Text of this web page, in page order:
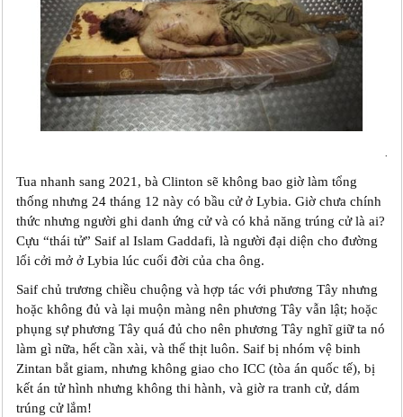
.
Tua nhanh sang 2021, bà Clinton sẽ không bao giờ làm tổng
thống nhưng 24 tháng 12 này có bầu cử ở Lybia. Giờ chưa chính
thức nhưng người ghi danh ứng cử và có khả năng trúng cử là ai?
Cựu “thái tử” Saif al Islam Gaddafi, là người đại diện cho đường
lối cởi mở ở Lybia lúc cuối đời của cha ông.
Saif chủ trương chiều chuộng và hợp tác với phương Tây nhưng
hoặc không đủ và lại muộn màng nên phương Tây vẫn lật; hoặc
phụng sự phương Tây quá đủ cho nên phương Tây nghĩ giữ ta nó
làm gì nữa, hết cần xài, và thế thịt luôn. Saif bị nhóm vệ binh
Zintan bắt giam, nhưng không giao cho ICC (tòa án quốc tế), bị
kết án tử hình nhưng không thi hành, và giờ ra tranh cử, dám
trúng cử lắm!